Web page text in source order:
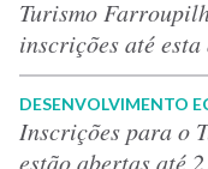
Turismo
inscrições até
DESENVOLVIMENTO
Inscrições para o
estão abertas até